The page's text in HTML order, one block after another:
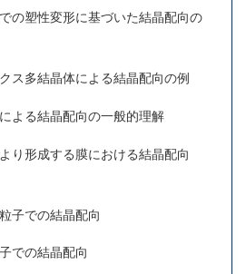
塑性変形に基づいた結晶配向の
結晶体による結晶配向の例
結晶配向の一般的理解
形成する膜における結晶配向
での結晶配向
の結晶配向